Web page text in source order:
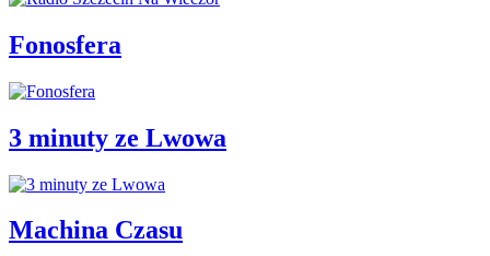
Fonosfera
3 minuty ze Lwowa
Machina Czasu